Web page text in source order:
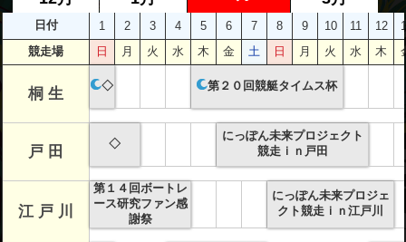
ギャ
ンブ
依存
日付 1 2 3 4 5 6 7 8 9 10 11 12
競走場
日 月 火 水 木 金 土 日 月 火 水 木
桐 生 ◇ 第２０回競艇タイムス杯
戸 田 ◇
にっぽん未来プロジェクト
競走ｉｎ戸田
江 戸 川
第１４回ボートレ
ース研究ファン感
謝祭
にっぽん未来プロジェ
クト競走ｉｎ江戸川